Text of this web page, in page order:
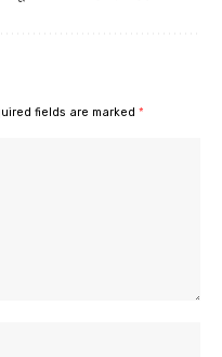
fields are marked *